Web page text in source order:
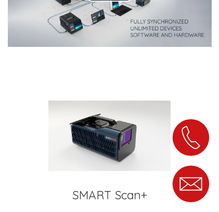
Video
SMART Scan+